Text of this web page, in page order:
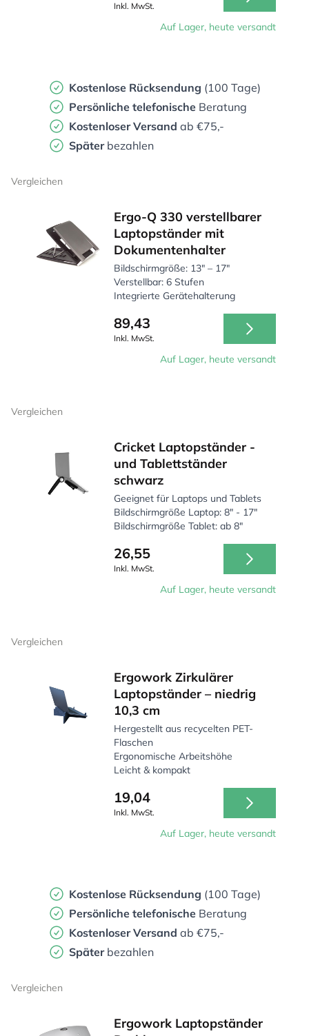
Inkl. MwSt.
Auf Lager, heute versandt
Kostenlose Rücksendung (100 Tage)
Persönliche telefonische Beratung
Kostenloser Versand ab €75,-
Später bezahlen
Vergleichen
Ergo-Q 330 verstellbarer
Laptopständer mit
Dokumentenhalter
Bildschirmgröße: 13" – 17"
Verstellbar: 6 Stufen
Integrierte Gerätehalterung
89,43
Inkl. MwSt.
Auf Lager, heute versandt
Vergleichen
Cricket Laptopständer -
und Tablettständer
schwarz
Geeignet für Laptops und Tablets
Bildschirmgröße Laptop: 8" - 17"
Bildschirmgröße Tablet: ab 8"
26,55
Inkl. MwSt.
Auf Lager, heute versandt
Vergleichen
Ergowork Zirkulärer
Laptopständer – niedrig
10,3 cm
Hergestellt aus recycelten PET-
Flaschen
Ergonomische Arbeitshöhe
Leicht & kompakt
19,04
Inkl. MwSt.
Auf Lager, heute versandt
Kostenlose Rücksendung (100 Tage)
Persönliche telefonische Beratung
Kostenloser Versand ab €75,-
Später bezahlen
Vergleichen
Ergowork Laptopständer